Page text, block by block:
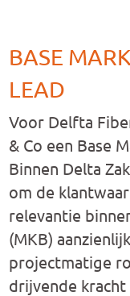
BASE
LEAD
Voor Delfta
& Co een Base
Binnen Delta
om de
relevantie
(MKB)
projectmatige
drijvende